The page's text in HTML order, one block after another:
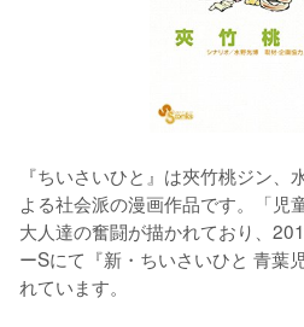
『ちいさいひと』は夾竹桃ジン
よる社会派の漫画作品です。「児
大人達の奮闘が描かれており、
ーSにて『新・ちいさいひと 青葉
れています。